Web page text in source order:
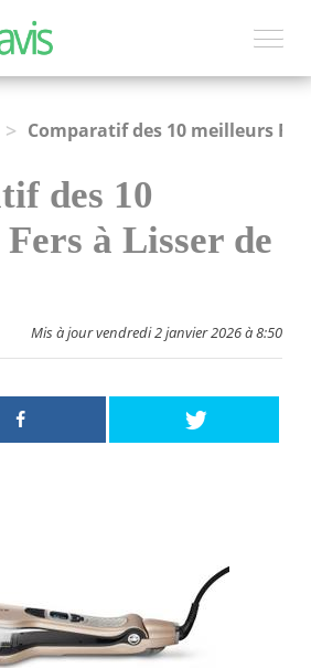
>
des 10
à Lisser de
Mis à jour vendredi 2 janvier 2026 à 8:50